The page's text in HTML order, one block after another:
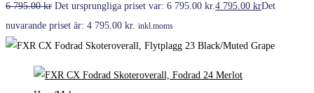
6 795.00kr Det ursprungliga priset var: 6 795.00 kr. 4 795.00 krDet
nuvarande priset är: 4 795.00 kr. inkl.moms